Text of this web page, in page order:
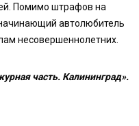
Помимо штрафов на
автолюбитель
несовершеннолетних.
часть. Калининград».